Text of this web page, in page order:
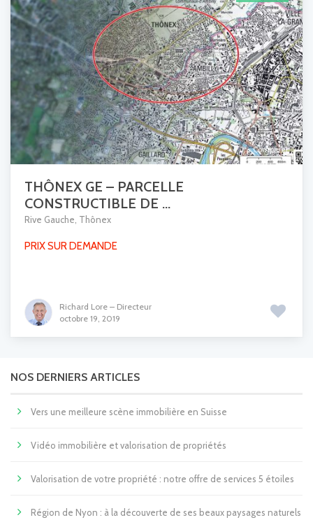
Comparer
THÔNEX GE – PARCELLE
CONSTRUCTIBLE DE ...
Rive Gauche, Thônex
PRIX SUR DEMANDE
Richard Lore – Directeur
octobre 19, 2019
NOS DERNIERS ARTICLES
Vers une meilleure scène immobilière en Suisse
Vidéo immobilière et valorisation de propriétés
Valorisation de votre propriété : notre offre de services 5 étoiles
Région de Nyon : à la découverte de ses beaux paysages naturels